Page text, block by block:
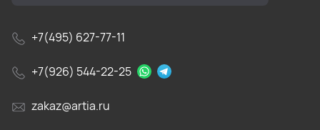
+7(495) 627-77-11
+7(926) 544-22-25
zakaz@artia.ru